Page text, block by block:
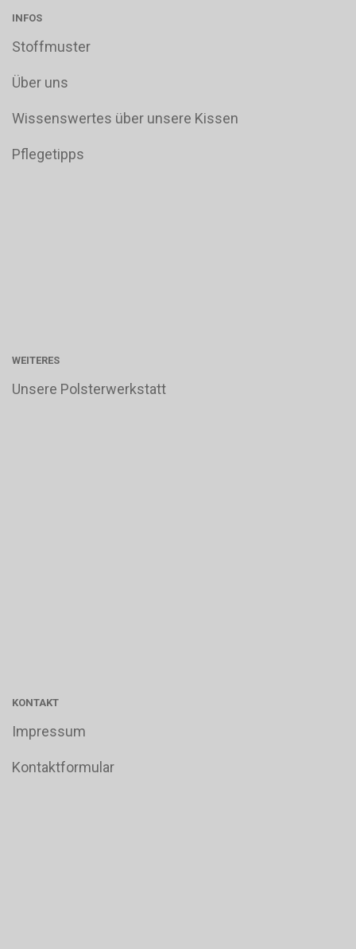
INFOS
Stoffmuster
Über uns
Wissenswertes über unsere Kissen
Pflegetipps
WEITERES
Unsere Polsterwerkstatt
KONTAKT
Impressum
Kontaktformular